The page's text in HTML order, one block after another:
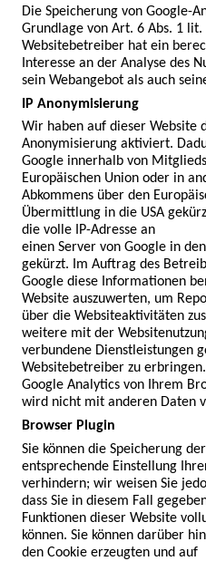
Die Speicherung von Google-
Grundlage von Art. 6 Abs. 1 lit.
Websitebetreiber hat ein
Interesse an der Analyse des
sein Webangebot als auch
IP Anonymisierung
Wir haben auf dieser Website
Anonymisierung aktiviert.
Google innerhalb von
Europäischen Union oder in
Abkommens über den
Übermittlung in die USA
die volle IP-Adresse an
einen Server von Google in
gekürzt. Im Auftrag des
Google diese Informationen
Website auszuwerten, um
über die Websiteaktivitäten
weitere mit der
verbundene Dienstleistungen
Websitebetreiber zu
Google Analytics von Ihrem
wird nicht mit anderen Daten
Browser Plugin
Sie können die Speicherung
entsprechende Einstellung
verhindern; wir weisen Sie
dass Sie in diesem Fall
Funktionen dieser Website
können. Sie können darüber
den Cookie erzeugten und auf